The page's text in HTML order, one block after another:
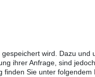
wird. Dazu
ihrer Anfrage, sind
finden Sie unter folgendem